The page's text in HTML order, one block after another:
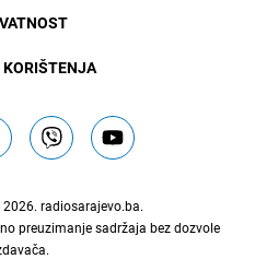
radiosarajevo.ba.
preuzimanje sadržaja bez dozvole